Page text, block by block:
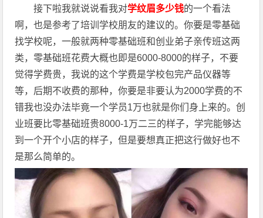
接下啦我就说说看我对学纹眉多少钱的一个看法
啊，也是参考了培训学校朋友的建议的。你要是零基础
找学校呢，一般就两种零基础班和创业弟子亲传班这两
类，零基础班花费大概也即是6000-8000的样子，不要
觉得学费贵，我说的这个学费是学校包完产品仪器等
等，后期不收费的那种，你要是非要认为2000学费的不
错我也没办法毕竟一个学员1万也就是你们身上来的。创
业班要比零基础班贵8000-1万二三的样子，学完能够达
到一个开个小店的样子，但是要想真正把这行做好也不
是那么简单的。